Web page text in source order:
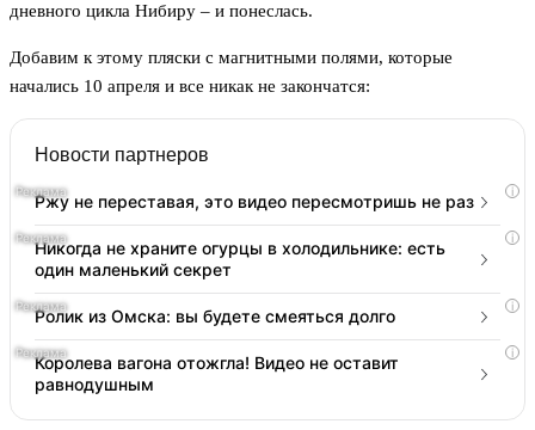
дневного цикла Нибиру – и понеслась.
Добавим к этому пляски с магнитными полями, которые
начались 10 апреля и все никак не закончатся:
Новости партнеров
i
Ржу не переставая, это видео пересмотришь не раз
i
Никогда не храните огурцы в холодильнике: есть
один маленький секрет
i
Ролик из Омска: вы будете смеяться долго
i
Королева вагона отожгла! Видео не оставит
равнодушным